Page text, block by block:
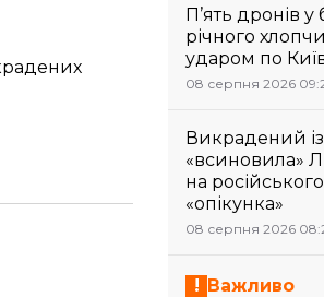
П’ять дронів
річного
ударом по
08 серпня 2026
Викрадений
«всиновила»
на
«опікунка»
08 серпня 2026
Важливо